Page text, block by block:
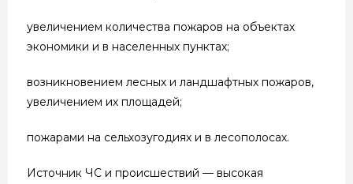
увеличением количества пожаров на объектах
экономики и в населенных пунктах;
возникновением лесных и ландшафтных пожаров,
увеличением их площадей;
пожарами на сельхозугодиях и в лесополосах.
Источник ЧС и происшествий — высокая